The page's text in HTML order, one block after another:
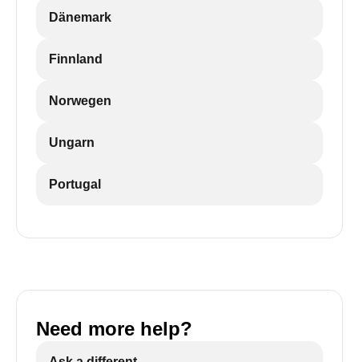
Dänemark
Finnland
Norwegen
Ungarn
Portugal
Need more help?